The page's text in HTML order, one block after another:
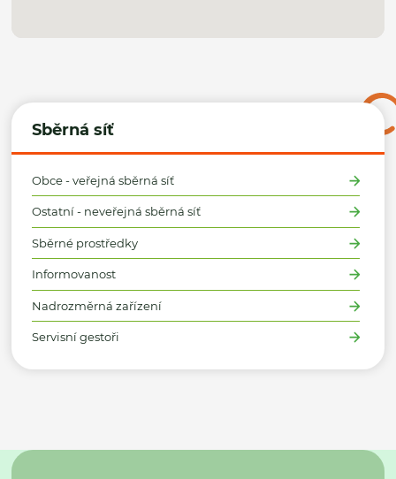
Sběrná síť
Obce - veřejná sběrná síť
Ostatní - neveřejná sběrná síť
Sběrné prostředky
Informovanost
Nadrozměrná zařízení
Servisní gestoři